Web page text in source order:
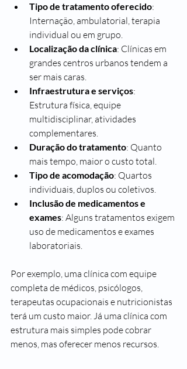
Tipo de tratamento oferecido:
Internação, ambulatorial, terapia
individual ou em grupo.
Localização da clínica: Clínicas em
grandes centros urbanos tendem a
ser mais caras.
Infraestrutura e serviços:
Estrutura física, equipe
multidisciplinar, atividades
complementares.
Duração do tratamento: Quanto
mais tempo, maior o custo total.
Tipo de acomodação: Quartos
individuais, duplos ou coletivos.
Inclusão de medicamentos e
exames: Alguns tratamentos exigem
uso de medicamentos e exames
laboratoriais.
Por exemplo, uma clínica com equipe
completa de médicos, psicólogos,
terapeutas ocupacionais e nutricionistas
terá um custo maior. Já uma clínica com
estrutura mais simples pode cobrar
menos, mas oferecer menos recursos.